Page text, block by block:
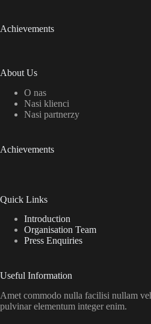
Achievements
About Us
O nas
Nasi klienci
Nasi partnerzy
Achievements
Quick Links
Introduction
Organisation Team
Press Enquiries
Useful Information
Amet commodo nulla facilisi nullam
pulvinar elementum integer enim.